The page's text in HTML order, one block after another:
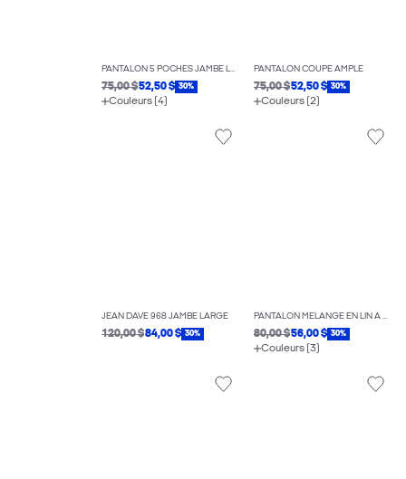
PANTALON 5 POCHES JAMBE LARGE
75,00 $52,50 $ 30%
Couleurs (4)
PANTALON COUPE AMPLE
75,00 $52,50 $ 30%
Couleurs (2)
JEAN DAVE 968 JAMBE LARGE
120,00 $84,00 $ 30%
PANTALON MÉLANGE EN LIN À COUPE DÉCONTRACTÉE
80,00 $56,00 $ 30%
Couleurs (3)